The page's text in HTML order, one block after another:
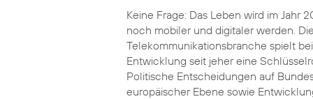
Keine Frage: Das Leben wird im Jahr
noch mobiler und digitaler werden.
Telekommunikationsbranche spielt
Entwicklung seit jeher eine
Politische Entscheidungen auf
europäischer Ebene sowie